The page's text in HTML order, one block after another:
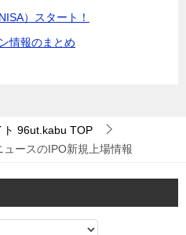
）スタート！
情報のまとめ
ト 96ut.kabu TOP
ュースのIPO新規上場情報